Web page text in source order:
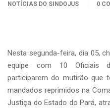
NOTÍCIAS DO SINDOJUS
0
Nesta segunda-feira, dia 05,
equipe com 10 Oficiais
participarem do mutirão que
mandados reprimidos na
Justiça do Estado do Pará,